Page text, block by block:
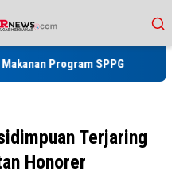
SPPG Jelang
Terjaring
Honorer